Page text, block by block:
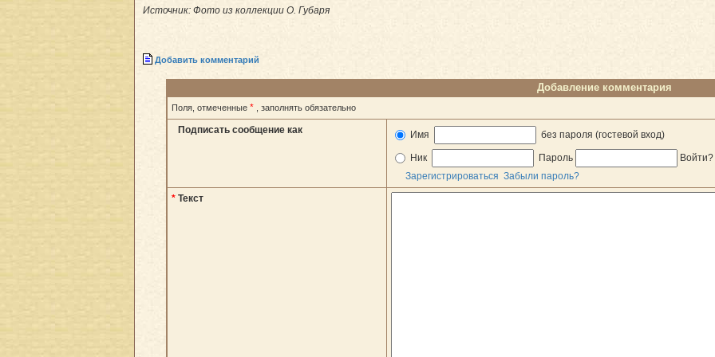
Источник: Фото из коллекции О. Губаря
Добавить комментарий
Добавление комментария
Поля, отмеченные * , заполнять обязательно
Подписать сообщение как Имя без пароля (гостевой вход)
Ник Пароль
Войти?
Зарегистрироваться Забыли пароль?
* Текст